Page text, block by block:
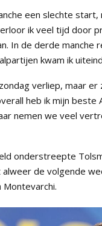
een slechte
ik veel tijd door
In de derde manche
kwam ik
verliep, maar er
heb ik mijn beste
nemen we veel
onderstreepte
de volgende